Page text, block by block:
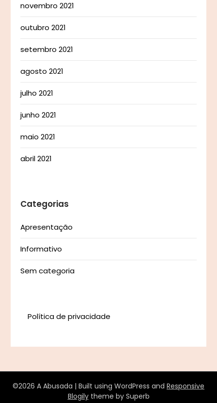
novembro 2021
outubro 2021
setembro 2021
agosto 2021
julho 2021
junho 2021
maio 2021
abril 2021
Categorias
Apresentação
Informativo
Sem categoria
Política de privacidade
©2026 A Abusada | Built using WordPress and Responsive
Blogilytheme by Superb